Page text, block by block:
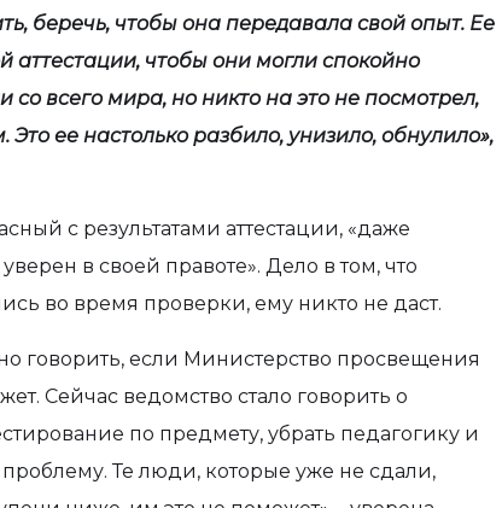
беречь, чтобы она передавала свой опыт. Ее
аттестации, чтобы они могли спокойно
со всего мира, но никто на это не посмотрел,
Это ее настолько разбило, унизило, обнулило»,
с результатами аттестации, «даже
в своей правоте». Дело в том, что
во время проверки, ему никто не даст.
говорить, если Министерство просвещения
Сейчас ведомство стало говорить о
по предмету, убрать педагогику и
Те люди, которые уже не сдали,